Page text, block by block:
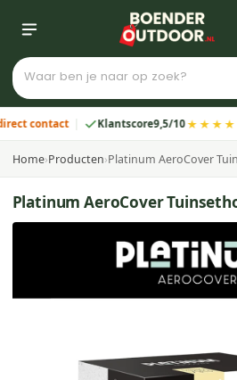
contact Klantscore9,5/10★★★★★
Home›Producten›Platinum AeroCover
Platinum AeroCover